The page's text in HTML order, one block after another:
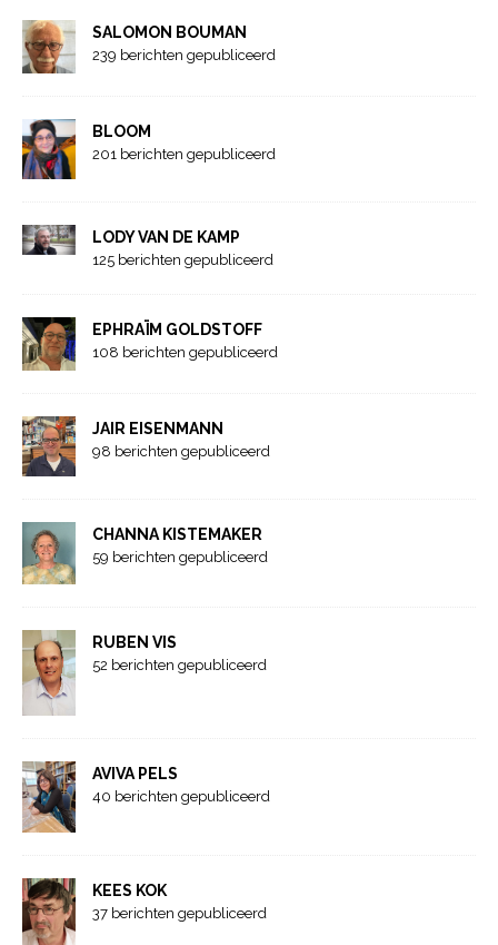
SALOMON BOUMAN
239 berichten gepubliceerd
BLOOM
201 berichten gepubliceerd
LODY VAN DE KAMP
125 berichten gepubliceerd
EPHRAÏM GOLDSTOFF
108 berichten gepubliceerd
JAIR EISENMANN
98 berichten gepubliceerd
CHANNA KISTEMAKER
59 berichten gepubliceerd
RUBEN VIS
52 berichten gepubliceerd
AVIVA PELS
40 berichten gepubliceerd
KEES KOK
37 berichten gepubliceerd